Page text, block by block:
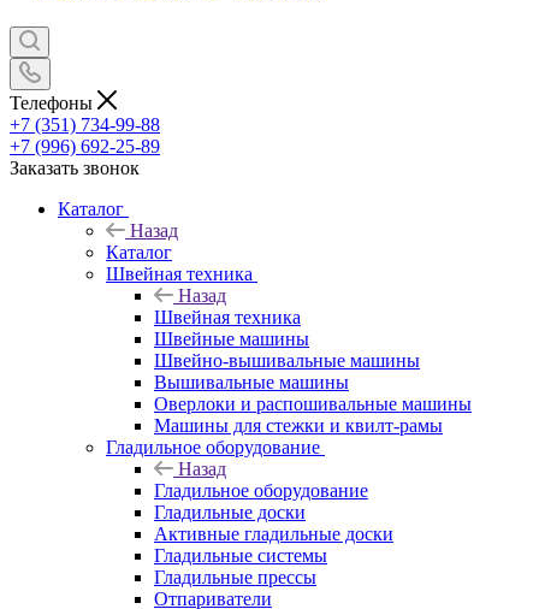
Телефоны
+7 (351) 734-99-88
+7 (996) 692-25-89
Заказать звонок
Каталог
Назад
Каталог
Швейная техника
Назад
Швейная техника
Швейные машины
Швейно-вышивальные машины
Вышивальные машины
Оверлоки и распошивальные машины
Машины для стежки и квилт-рамы
Гладильное оборудование
Назад
Гладильное оборудование
Гладильные доски
Активные гладильные доски
Гладильные системы
Гладильные прессы
Отпариватели